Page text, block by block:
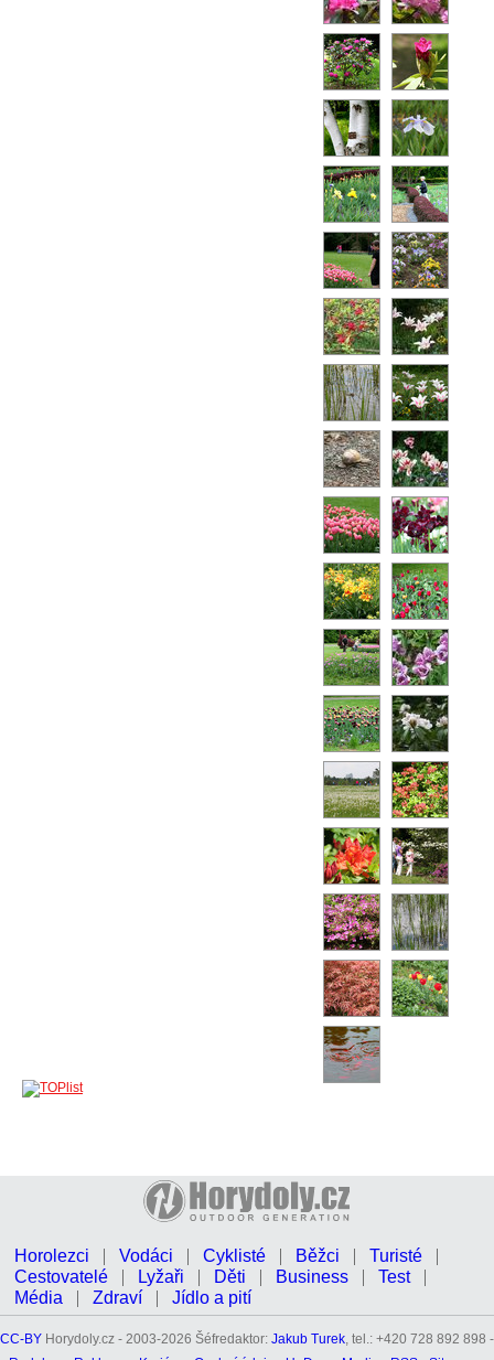
Horolezci Vodáci Cyklisté Běžci
Turisté
Cestovatelé
Lyžaři Děti Business
Test
Média
Zdraví Jídlo a pití
CC-BY Horydoly.cz - 2003-2026 Šéfredaktor: Jakub Turek, tel.: +420 728 892 898 -